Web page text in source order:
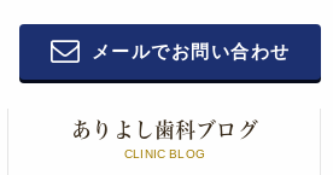
メールでお問い合わせ
ありよし歯科ブログ
CLINIC BLOG